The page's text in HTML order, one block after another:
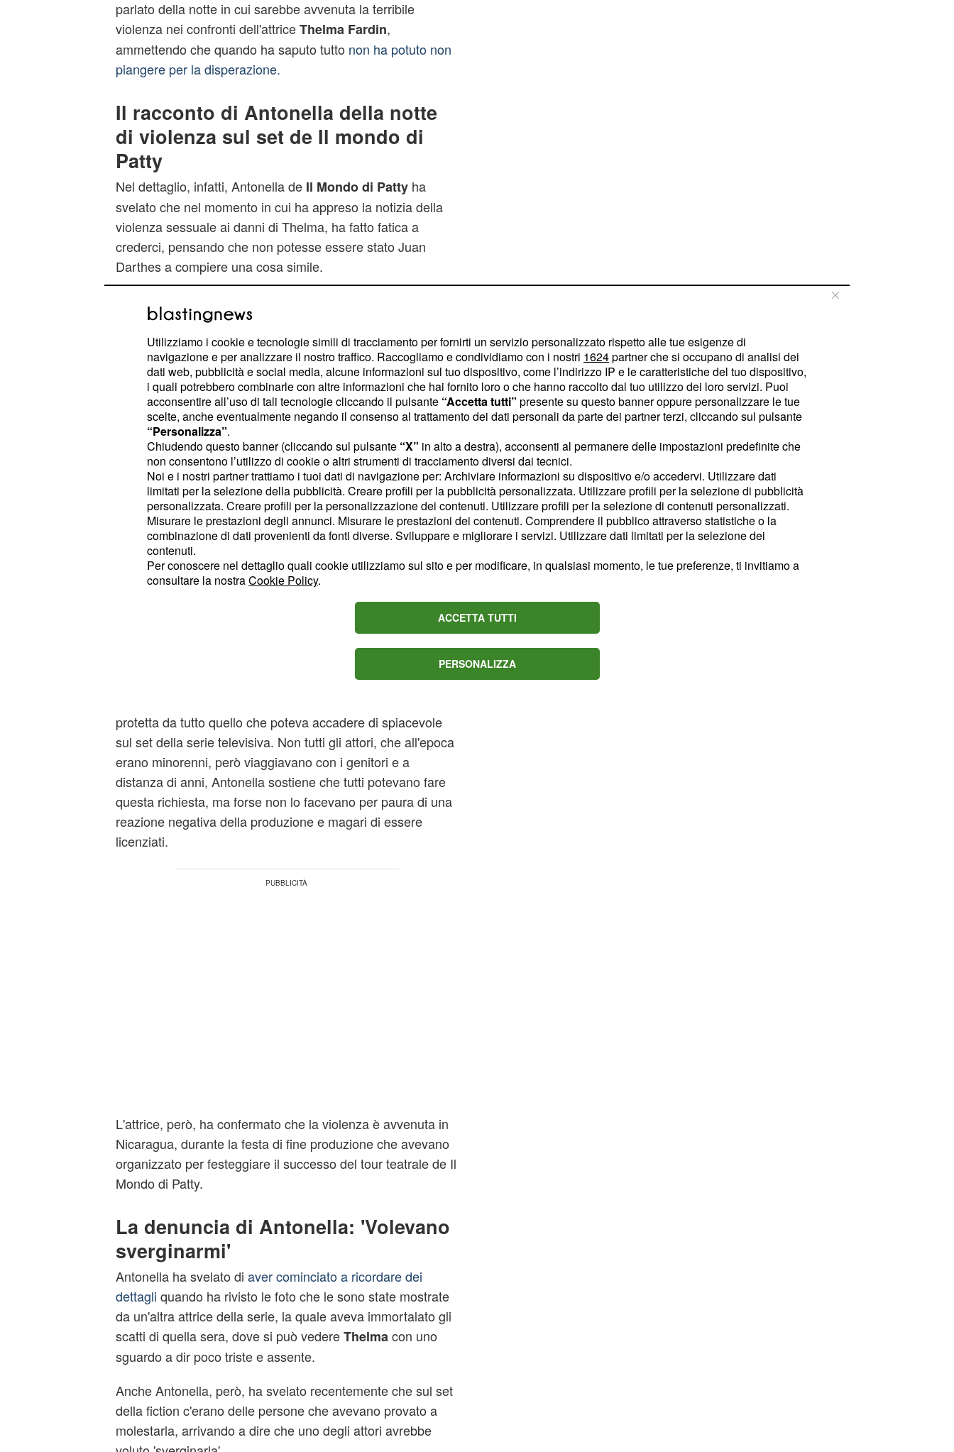
parlato della notte in cui sarebbe avvenuta la terribile
violenza nei confronti dell'attriceThelma Fardin,
ammettendo che quando ha saputo tutto non ha potuto non
piangere per la disperazione.
Il racconto di Antonella della notte
di violenza sul set de Il mondo di
Patty
Nel dettaglio, infatti, Antonella de Il Mondo di Pattyha
svelato che nel momento in cui ha appreso la notizia della
violenza sessuale ai danni di Thelma, ha fatto fatica a
crederci, pensando che non potesse essere stato Juan
Darthes a compiere una cosa simile.
'Non può essere Juan, una persona che non sembrava così.
Poi ho pianto', ha dichiarato l'attrice, la quale poi ha svelato
alcuni aneddoti di quella famosa notte in cui sarebbe
sera, aggiungendo che lei ha sempre viaggiato con sua
protetta da tutto quello che poteva accadere di spiacevole
sul set della serie televisiva. Non tutti gli attori, che all'epoca
erano minorenni, però viaggiavano con i genitori e a
distanza di anni, Antonella sostiene che tutti potevano fare
questa richiesta, ma forse non lo facevano per paura di una
reazione negativa della produzione e magari di essere
licenziati.
L'attrice, però, ha confermato che la violenza è avvenuta in
Nicaragua, durante la festa di fine produzione che avevano
organizzato per festeggiare il successo del tour teatrale de Il
Mondo di Patty.
La denuncia di Antonella: 'Volevano
sverginarmi'
Antonella ha svelato di aver cominciato a ricordare dei
dettagli quando ha rivisto le foto che le sono state mostrate
da un'altra attrice della serie, la quale aveva immortalato gli
scatti di quella sera, dove si può vedereThelma con uno
sguardo a dir poco triste e assente.
Anche Antonella, però, ha svelato recentemente che sul set
della fiction c'erano delle persone che avevano provato a
molestarla, arrivando a dire che uno degli attori avrebbe
Utilizziamo i cookie e tecnologie simili di tracciamento per fornirti un servizio personalizzato rispetto alle tue esigenze di
navigazione e per analizzare il nostro traffico. Raccogliamo e condividiamo con i nostri 1624partner che si occupano di analisi dei
dati web, pubblicità e social media, alcune informazioni sul tuo dispositivo, come l’indirizzo IP e le caratteristiche del tuo dispositivo,
i quali potrebbero combinarle con altre informazioni che hai fornito loro o che hanno raccolto dal tuo utilizzo dei loro servizi. Puoi
acconsentire all’uso di tali tecnologie cliccando il pulsante “Accetta tutti” presente su questo banner oppure personalizzare le tue
scelte, anche eventualmente negando il consenso al trattamento dei dati personali da parte dei partner terzi, cliccando sul pulsante
“Personalizza”.
Chiudendo questo banner (cliccando sul pulsante “X” in alto a destra), acconsenti al permanere delle impostazioni predefinite che
non consentono l’utilizzo di cookie o altri strumenti di tracciamento diversi dai tecnici.
Noi e i nostri partner trattiamo i tuoi dati di navigazione per: Archiviare informazioni su dispositivo e/o accedervi. Utilizzare dati
limitati per la selezione della pubblicità. Creare profili per la pubblicità personalizzata. Utilizzare profili per la selezione di pubblicità
personalizzata. Creare profili per la personalizzazione dei contenuti. Utilizzare profili per la selezione di contenuti personalizzati.
Misurare le prestazioni degli annunci. Misurare le prestazioni dei contenuti. Comprendere il pubblico attraverso statistiche o la
combinazione di dati provenienti da fonti diverse. Sviluppare e migliorare i servizi. Utilizzare dati limitati per la selezione dei
contenuti.
Per conoscere nel dettaglio quali cookie utilizziamo sul sito e per modificare, in qualsiasi momento, le tue preferenze, ti invitiamo a
consultare la nostraCookie Policy.
ACCETTA TUTTI
PERSONALIZZA